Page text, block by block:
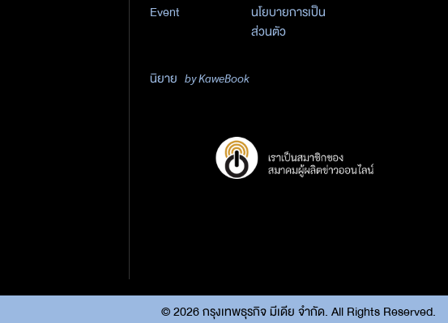
Event
นโยบายการเป็น
ส่วนตัว
นิยาย by KaweBook
©2026กรุงเทพธุรกิจ มีเดีย จำกัด. All Rights Reserved.